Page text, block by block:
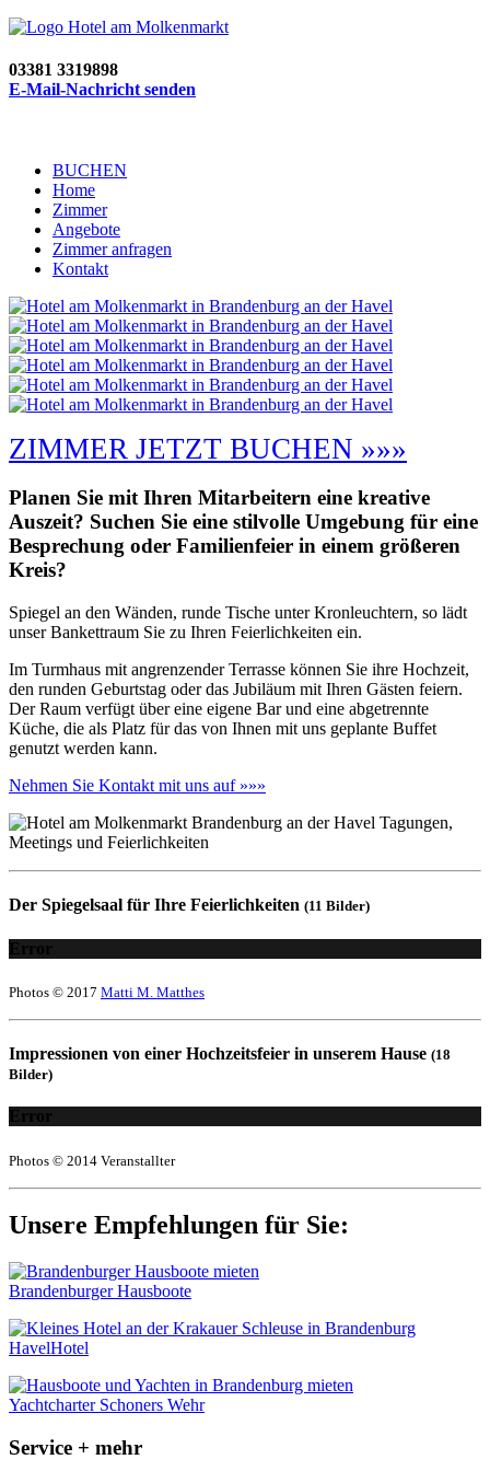
03381 3319898
E-Mail-Nachricht senden
BUCHEN
Home
Zimmer
Angebote
Zimmer anfragen
Kontakt
ZIMMER JETZT BUCHEN »»»
Planen Sie mit Ihren Mitarbeitern eine kreative
Auszeit? Suchen Sie eine stilvolle Umgebung für eine
Besprechung oder Familienfeier in einem größeren
Kreis?
Spiegel an den Wänden, runde Tische unter Kronleuchtern, so lädt
unser Bankettraum Sie zu Ihren Feierlichkeiten ein.
Im Turmhaus mit angrenzender Terrasse können Sie ihre Hochzeit,
den runden Geburtstag oder das Jubiläum mit Ihren Gästen feiern.
Der Raum verfügt über eine eigene Bar und eine abgetrennte
Küche, die als Platz für das von Ihnen mit uns geplante Buffet
genutzt werden kann.
Nehmen Sie Kontakt mit uns auf »»»
Der Spiegelsaal für Ihre Feierlichkeiten (11 Bilder)
Error
Photos © 2017 Matti M. Matthes
Impressionen von einer Hochzeitsfeier in unserem Hause (18
Bilder)
Error
Photos © 2014 Veranstallter
Unsere Empfehlungen für Sie:
Brandenburger Hausboote
HavelHotel
Yachtcharter Schoners Wehr
Service + mehr